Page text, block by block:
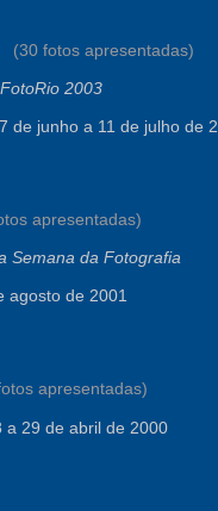
(30 fotos apresentadas)
2003
de junho a 11 de julho de
apresentadas)
Semana da Fotografia
agosto de 2001
apresentadas)
a 29 de abril de 2000